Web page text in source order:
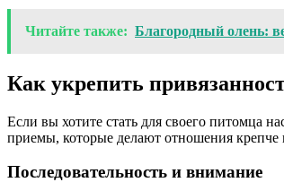
Читайте также: Благородный олень:
Как укрепить
Если вы хотите стать для своего питомца
приемы, которые делают отношения крепче
Последовательность и внимание